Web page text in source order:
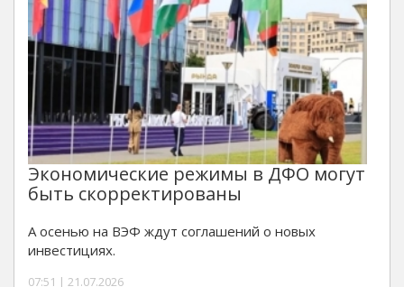
Экономические режимы в ДФО могут
быть скорректированы
А осенью на ВЭФ ждут соглашений о новых
инвестициях.
07:51 | 21.07.2026